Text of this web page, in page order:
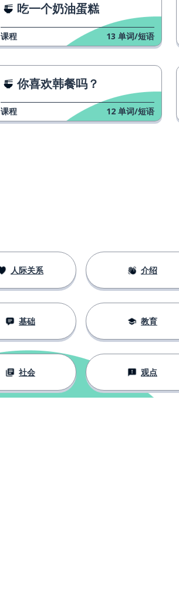
吃一个奶油蛋糕
课程 13 单词/短语
你喜欢韩餐吗？
课程 12 单词/短语
人际关系 介绍
基础 教育
社会 观点